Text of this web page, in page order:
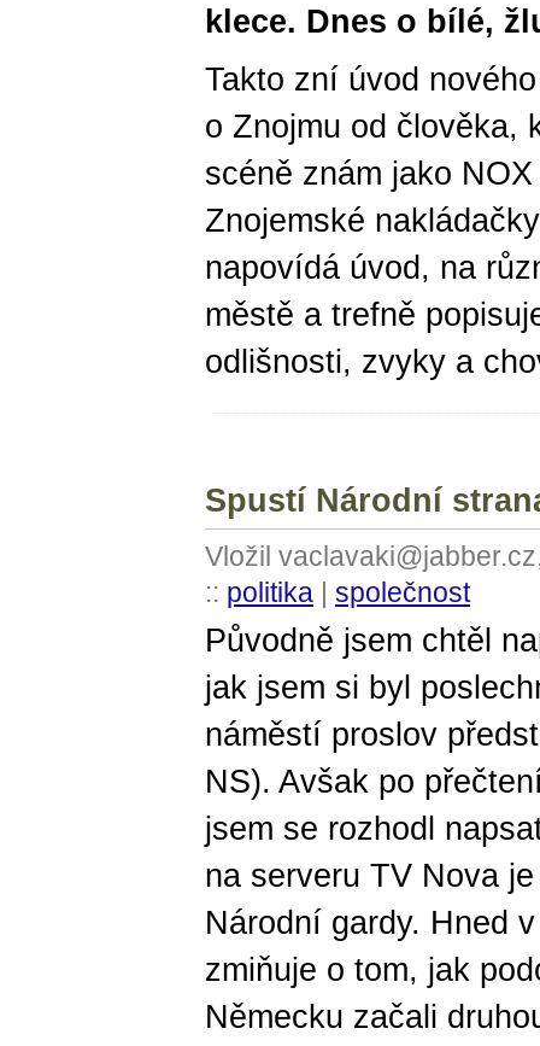
klece. Dnes o bílé,
Takto zní úvod
o Znojmu od člověka,
scéně znám jako
Znojemské
napovídá úvod, na
městě a trefně
odlišnosti, zvyky a
Spustí Národní
Vložil
:: politika společnost
Původně jsem chtěl
jak jsem si byl
náměstí proslov
NS). Avšak po
jsem se rozhodl
na serveru TV Nova
Národní gardy. Hned
zmiňuje o tom, jak
Německu začali